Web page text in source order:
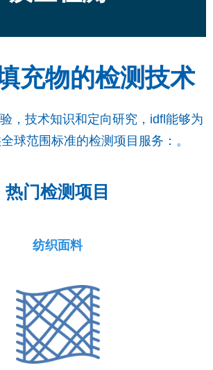
充物的检测技术
，技术知识和定向研究，idfl能够为
球范围标准的检测项目服务：。
热门检测项目
纺织面料